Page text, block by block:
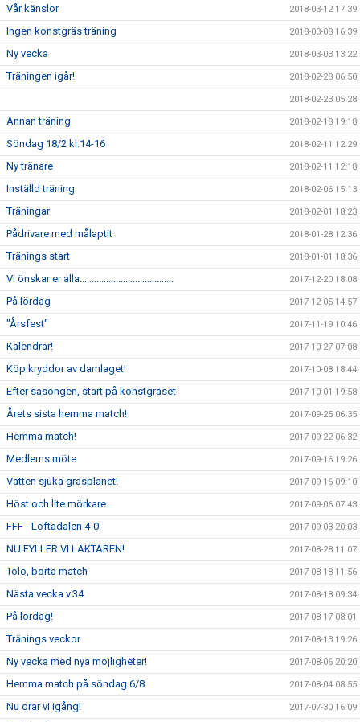
Vår känslor 2018-03-12 17:39
Ingen konstgräs träning 2018-03-08 16:39
Ny vecka 2018-03-03 13:22
Träningen igår! 2018-02-28 06:50
2018-02-23 05:28
Annan träning 2018-02-18 19:18
Söndag 18/2 kl.14-16 2018-02-11 12:29
Ny tränare 2018-02-11 12:18
Inställd träning 2018-02-06 15:13
Träningar 2018-02-01 18:23
Pådrivare med målaptit 2018-01-28 12:36
Tränings start 2018-01-01 18:36
Vi önskar er alla....................................... 2017-12-20 18:08
På lördag 2017-12-05 14:57
"Årsfest" 2017-11-19 10:46
Kalendrar! 2017-10-27 07:08
Köp kryddor av damlaget! 2017-10-08 18:44
Efter säsongen, start på konstgräset 2017-10-01 19:58
Årets sista hemma match! 2017-09-25 06:35
Hemma match! 2017-09-22 06:32
Medlems möte 2017-09-16 19:26
Vatten sjuka gräsplanet! 2017-09-16 09:10
Höst och lite mörkare 2017-09-06 07:43
FFF - Löftadalen 4-0 2017-09-03 20:03
NU FYLLER VI LÄKTAREN! 2017-08-28 11:07
Tölö, borta match 2017-08-18 11:56
Nästa vecka v.34 2017-08-18 09:34
På lördag! 2017-08-17 08:01
Tränings veckor 2017-08-13 19:26
Ny vecka med nya möjligheter! 2017-08-06 20:20
Hemma match på söndag 6/8 2017-08-04 08:55
Nu drar vi igång! 2017-07-30 16:09